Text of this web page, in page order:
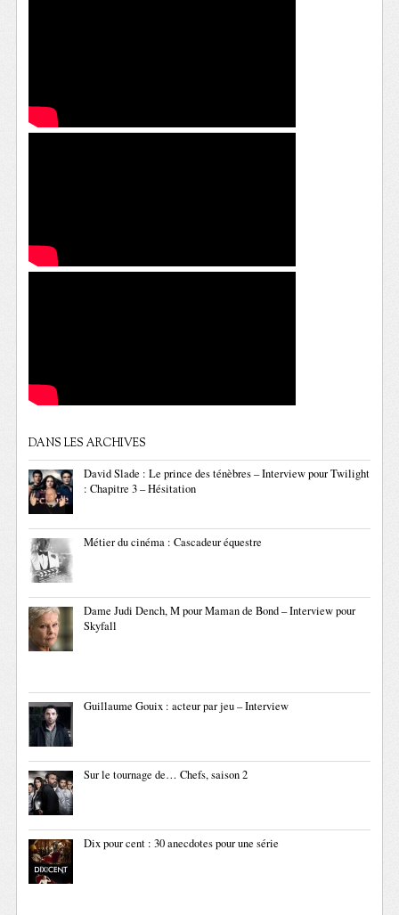
DANS LES ARCHIVES
David Slade : Le prince des ténèbres – Interview pour Twilight
: Chapitre 3 – Hésitation
Métier du cinéma : Cascadeur équestre
Dame Judi Dench, M pour Maman de Bond – Interview pour
Skyfall
Guillaume Gouix : acteur par jeu – Interview
Sur le tournage de… Chefs, saison 2
Dix pour cent : 30 anecdotes pour une série